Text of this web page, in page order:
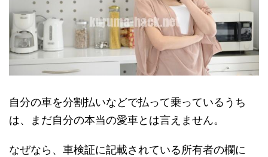
自分の車を分割払いなどで払って乗っているうち
は、まだ自分の本当の愛車とは言えません。
なぜなら、車検証に記載されている所有者の欄に